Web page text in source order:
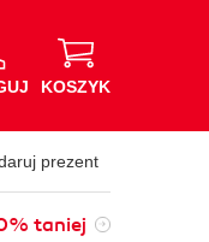
KOSZYK
prezent
taniej